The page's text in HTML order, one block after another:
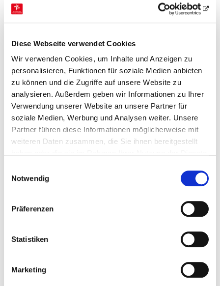
Diese Webseite verwendet Cookies
Wir verwenden Cookies, um Inhalte und Anzeigen zu
personalisieren, Funktionen für soziale Medien anbieten
zu können und die Zugriffe auf unsere Website zu
analysieren. Außerdem geben wir Informationen zu Ihrer
Verwendung unserer Website an unsere Partner für
soziale Medien, Werbung und Analysen weiter. Unsere
Partner führen diese Informationen möglicherweise mit
weiteren Daten zusammen, die Sie ihnen bereitgestellt
Notwendig
Präferenzen
Statistiken
Marketing
Wer?
Vereinsverantwortliche, Interessierte
Wann?
28.02 - 01.03.2026
Kosten?
ab 55€
Inklusive?
Lehrgangsmaterial, Verpflegung
Anmeldung?
28.02 - 01.03.2026 HIER
28.02.2026 HIER
Warum mitmachen?
Öffentlichkeit erstellst, Veranstaltungen präsent
moderierst oder einfach deine Kompetenzen erweitern